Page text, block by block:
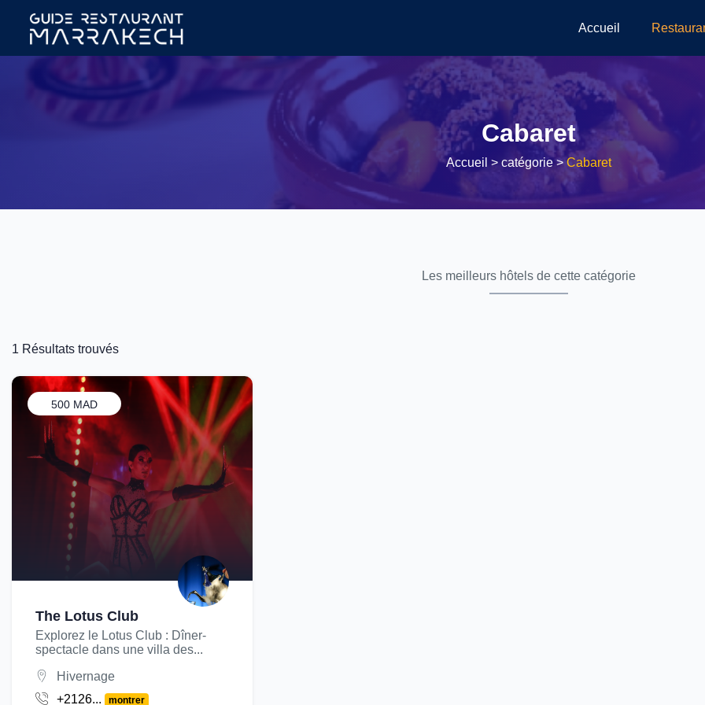
Accueil
Cabaret
Accueil > catégorie > Cabaret
Les meilleurs hôtels de cette catégorie
1 Résultats trouvés
500 MAD
The Lotus Club
Explorez le Lotus Club : Dîner-
spectacle dans une villa des...
Hivernage
+2126...
montrer